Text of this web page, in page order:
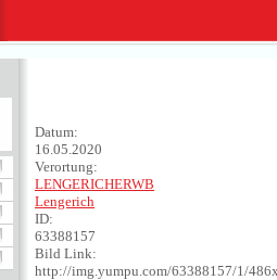
Datum:
16.05.2020
Verortung:
LENGERICHERWB
Lengerich
ID:
63388157
Bild Link:
http://img.yumpu.com/63388157/1/